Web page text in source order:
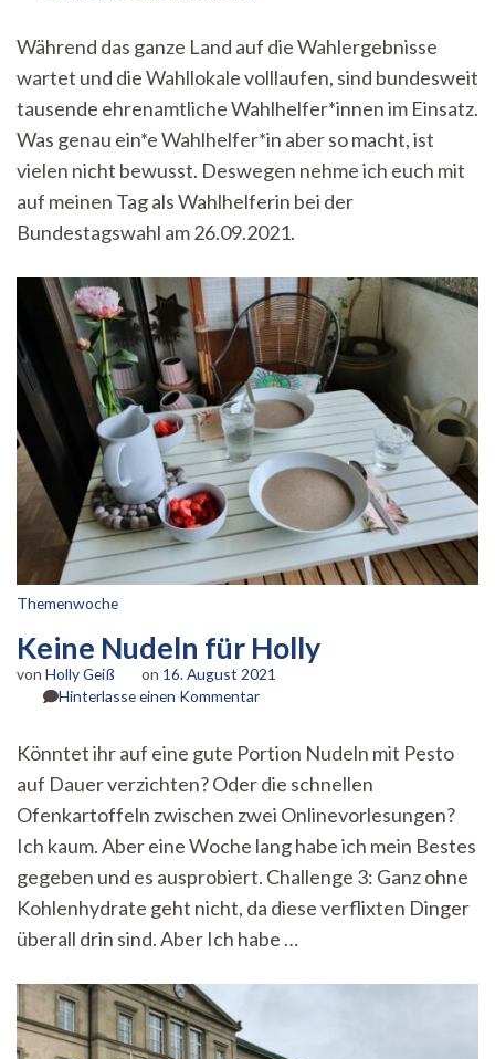
around:
Ein
Tag
als
Wahlhelferin
Während das ganze Land auf die Wahlergebnisse
wartet und die Wahllokale volllaufen, sind bundesweit
tausende ehrenamtliche Wahlhelfer*innen im Einsatz.
Was genau ein*e Wahlhelfer*in aber so macht, ist
vielen nicht bewusst. Deswegen nehme ich euch mit
auf meinen Tag als Wahlhelferin bei der
Bundestagswahl am 26.09.2021.
Themenwoche
Keine Nudeln für Holly
von Holly Geiß on 16. August 2021
Hinterlasse einen Kommentarzu
für
Holly
Könntet ihr auf eine gute Portion Nudeln mit Pesto
auf Dauer verzichten? Oder die schnellen
Ofenkartoffeln zwischen zwei Onlinevorlesungen?
Ich kaum. Aber eine Woche lang habe ich mein Bestes
gegeben und es ausprobiert. Challenge 3: Ganz ohne
Kohlenhydrate geht nicht, da diese verflixten Dinger
überall drin sind. Aber Ich habe …